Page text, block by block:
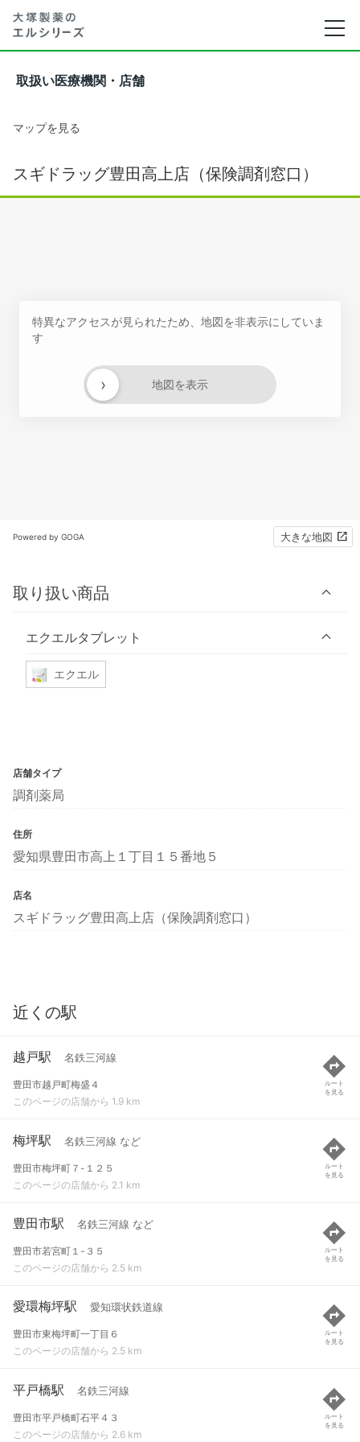
取扱い医療機関・店舗
マップを見る
スギドラッグ豊田高上店（保険調剤窓口）
特異なアクセスが見られたため、地図を非表示にしていま
す
地図を表示
›
Powered by GOGA 大きな地図
取り扱い商品
エクエルタブレット
エクエル
店舗タイプ
調剤薬局
住所
愛知県豊田市高上１丁目１５番地５
店名
スギドラッグ豊田高上店（保険調剤窓口）
近くの駅
越戸駅 名鉄三河線
豊田市越戸町梅盛４
このページの店舗から 1.9 km
ルート
を見る
梅坪駅 名鉄三河線 など
豊田市梅坪町７-１２５
このページの店舗から 2.1 km
ルート
を見る
豊田市駅 名鉄三河線 など
豊田市若宮町１-３５
このページの店舗から 2.5 km
ルート
を見る
愛環梅坪駅 愛知環状鉄道線
豊田市東梅坪町一丁目６
このページの店舗から 2.5 km
ルート
を見る
平戸橋駅 名鉄三河線
豊田市平戸橋町石平４３
このページの店舗から 2.6 km
ルート
を見る